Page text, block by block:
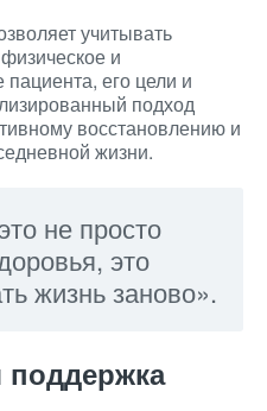
учитывать
и
пациента, его цели и
подход
восстановлению и
жизни.
не просто
это
жизнь заново».
поддержка